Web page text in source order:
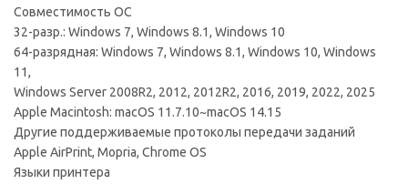
Совместимость ОС
32-разр.: Windows 7, Windows 8.1, Windows 10
64-разрядная: Windows 7, Windows 8.1, Windows 10, Windows
11,
Windows Server 2008R2, 2012, 2012R2, 2016, 2019, 2022, 2025
Apple Macintosh: macOS 11.7.10~macOS 14.15
Другие поддерживаемые протоколы передачи заданий
Apple AirPrint, Mopria, Chrome OS
Языки принтера